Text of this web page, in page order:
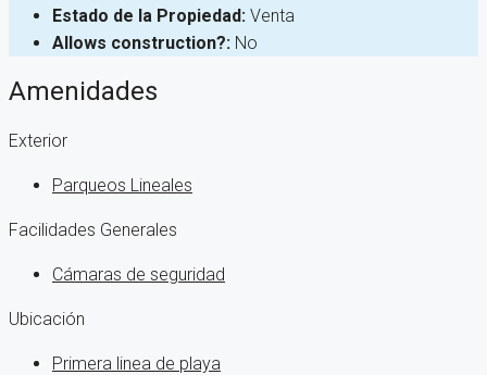
Estado de la Propiedad: Venta
Allows construction?: No
Amenidades
Exterior
Parqueos Lineales
Facilidades Generales
Cámaras de seguridad
Ubicación
Primera linea de playa